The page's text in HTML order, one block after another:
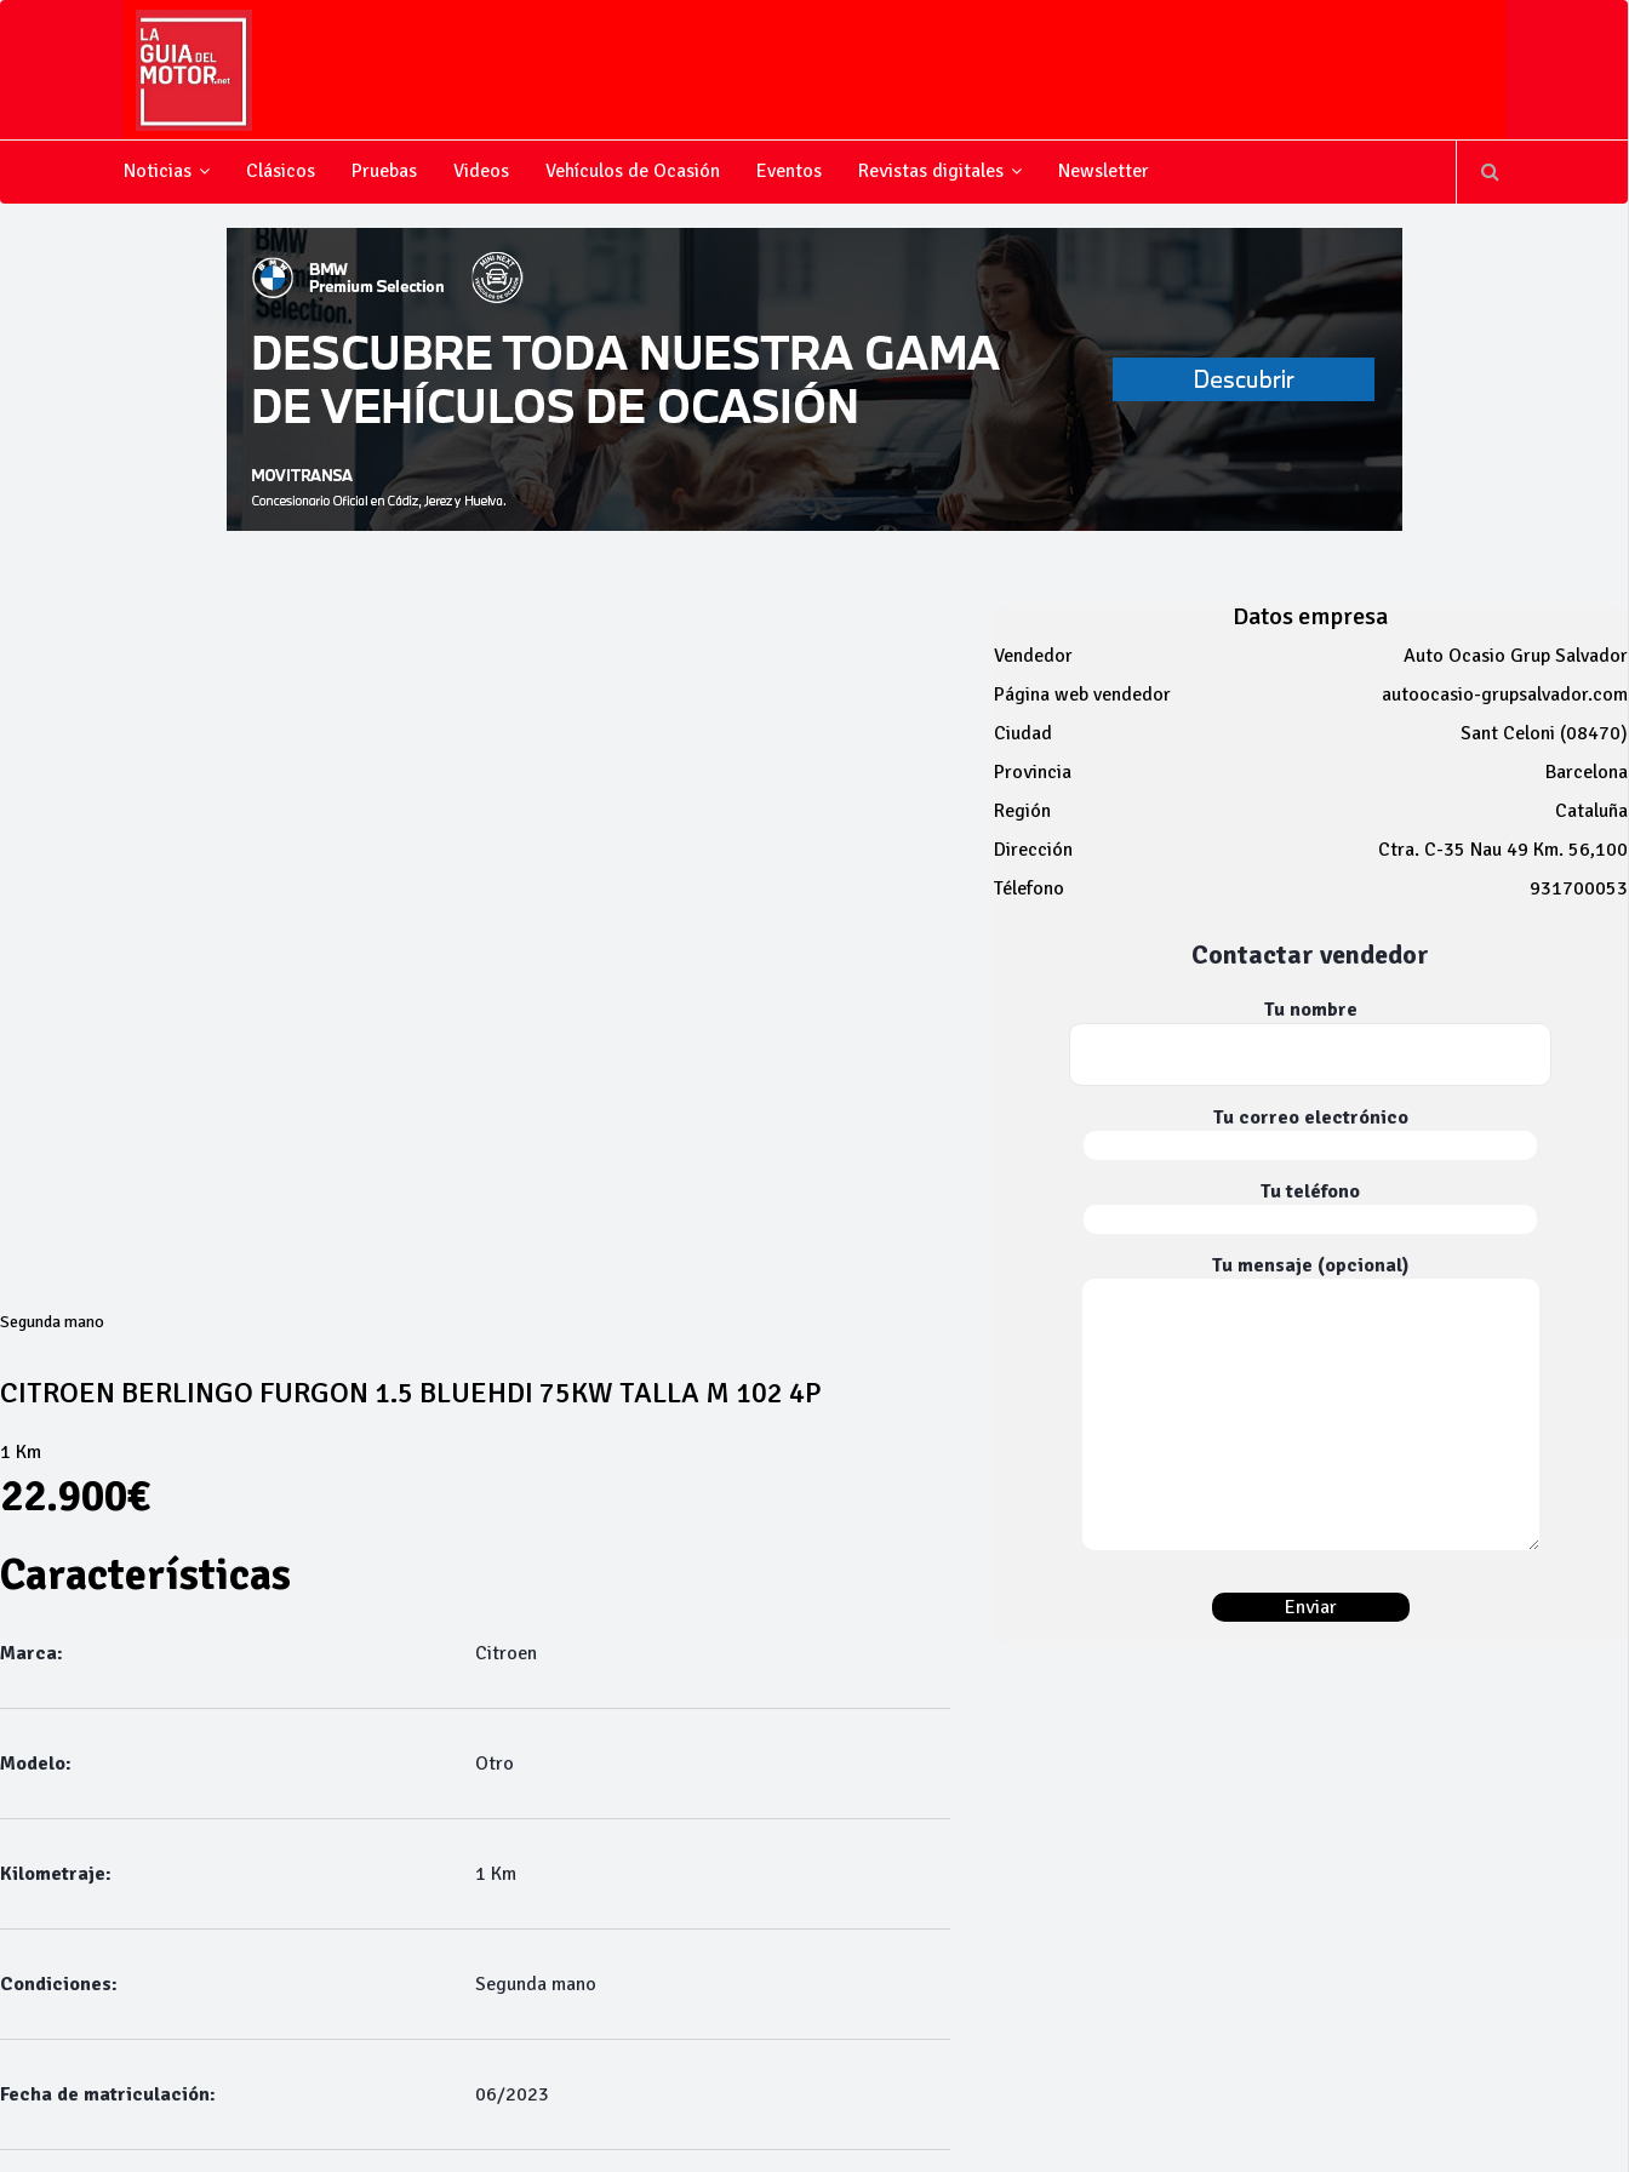
Noticias Clásicos Pruebas Videos Vehículos de Ocasión Eventos Revistas digitales Newsletter
Segunda mano
CITROEN BERLINGO FURGON 1.5 BLUEHDI 75KW TALLA M 102 4P
1 Km
22.900€
Características
Marca: Citroen
Modelo: Otro
Kilometraje: 1 Km
Condiciones: Segunda mano
Fecha de matriculación: 06/2023
Datos empresa
Vendedor
Auto Ocasio Grup Salvador
Página web vendedor
autoocasio-grupsalvador.com
Ciudad
Sant Celoni (08470)
Provincia
Barcelona
Región
Cataluña
Dirección
Ctra. C-35 Nau 49 Km. 56,100
Télefono
931700053
Contactar vendedor
Tu nombre
Tu correo electrónico
Tu teléfono
Tu mensaje (opcional)